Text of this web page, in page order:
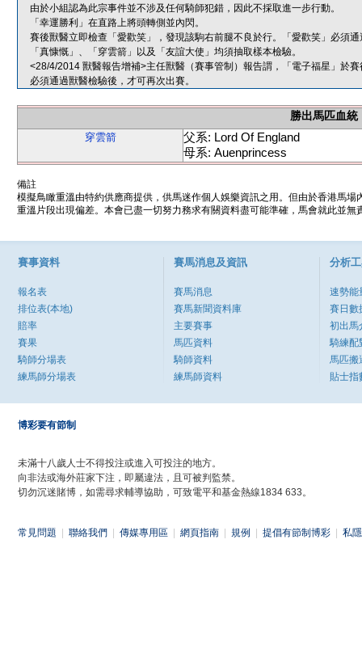
由於小組認為此宗事件並不涉及任何騎師犯錯，因此不採取進一步行動。
「幸運勝利」在直路上將頭轉側並內閃。
賽後獸醫立即檢查「愛歡笑」，發現該駒右前腿不良於行。「愛歡笑」必須
「真慷慨」、「穿雲箭」以及「友誼大使」均須抽取樣本檢驗。
<28/4/2014 獸醫報告增補>主任獸醫（賽事管制）報告謂，「電子福星」於
必須通過獸醫檢驗後，才可再次出賽。
勝出馬匹血統
穿雲箭
父系: Lord Of England
母系: Auenprincess
備註
模擬鳥瞰重溫由特約供應商提供，供馬迷作個人娛樂資訊之用。但由於香港馬
重溫片段出現偏差。本會已盡一切努力務求有關資料盡可能準確，馬會就此並
賽事資料
報名表
排位表(本地)
賠率
賽果
騎師分場表
練馬師分場表
賽馬消息及資訊
賽馬消息
賽馬新聞資料庫
主要賽事
馬匹資料
騎師資料
練馬師資料
分析
速勢能
賽日數
初出馬
騎練配
馬匹搬
貼士指
博彩要有節制
未滿十八歲人士不得投注或進入可投注的地方。
向非法或海外莊家下注，即屬違法，且可被判監禁。
切勿沉迷賭博，如需尋求輔導協助，可致電平和基金熱線1834 633。
常見問題 聯絡我們 傳媒專用區 網頁指南 規例 提倡有節制博彩 私